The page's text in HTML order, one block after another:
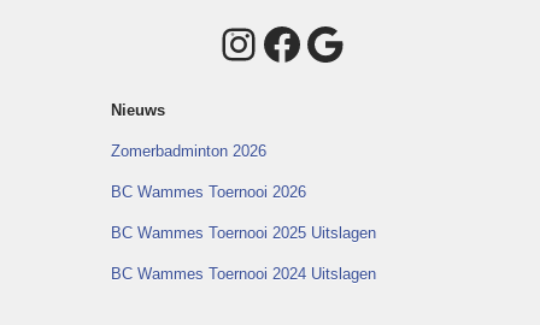
Instagram
Facebook
Google
Nieuws
Zomerbadminton 2026
BC Wammes Toernooi 2026
BC Wammes Toernooi 2025 Uitslagen
BC Wammes Toernooi 2024 Uitslagen